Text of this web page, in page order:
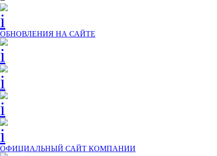
ОБНОВЛЕНИЯ НА САЙТЕ
ОФИЦИАЛЬНЫЙ САЙТ КОМПАНИИ